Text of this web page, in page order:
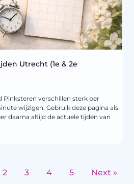
Utrecht (1e & 2e
Pinksteren verschillen sterk per
wijzigen. Gebruik deze pagina als
daarna altijd de actuele tijden van
2 3 4 5 Next »